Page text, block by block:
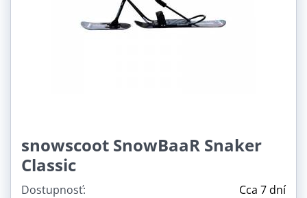
snowscoot SnowBaaR Snaker
Classic
Dostupnosť: Cca 7 dní